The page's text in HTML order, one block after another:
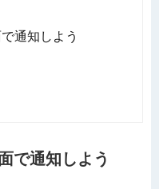
通知しよう
で通知しよう